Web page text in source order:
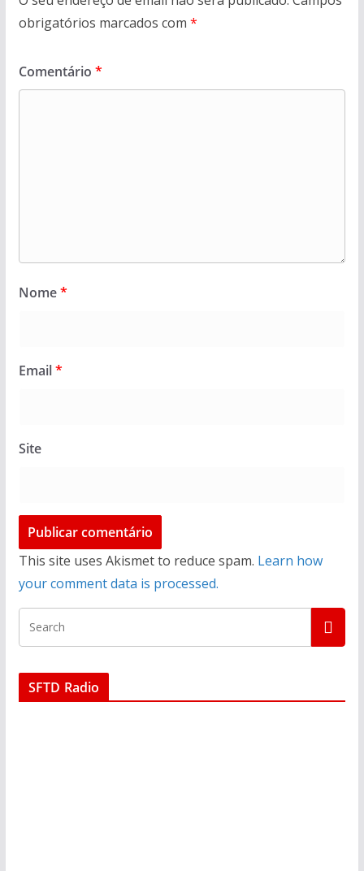
obrigatórios marcados com *
Comentário *
Nome*
Email*
Site
This site uses Akismet to reduce spam. Learn how
your comment data is processed.
SFTD Radio